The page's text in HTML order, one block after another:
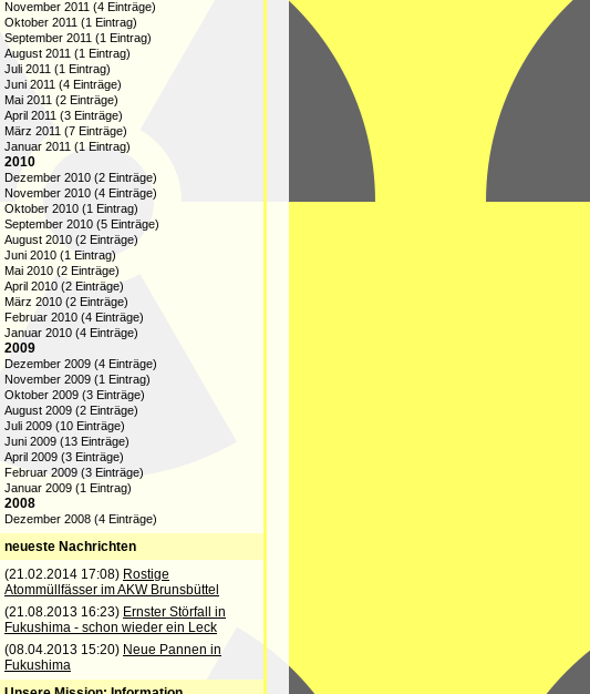
November 2011 (4 Einträge)
Oktober 2011 (1 Eintrag)
September 2011 (1 Eintrag)
August 2011 (1 Eintrag)
Juli 2011 (1 Eintrag)
Juni 2011 (4 Einträge)
Mai 2011 (2 Einträge)
April 2011 (3 Einträge)
März 2011 (7 Einträge)
Januar 2011 (1 Eintrag)
2010
Dezember 2010 (2 Einträge)
November 2010 (4 Einträge)
Oktober 2010 (1 Eintrag)
September 2010 (5 Einträge)
August 2010 (2 Einträge)
Juni 2010 (1 Eintrag)
Mai 2010 (2 Einträge)
April 2010 (2 Einträge)
März 2010 (2 Einträge)
Februar 2010 (4 Einträge)
Januar 2010 (4 Einträge)
2009
Dezember 2009 (4 Einträge)
November 2009 (1 Eintrag)
Oktober 2009 (3 Einträge)
August 2009 (2 Einträge)
Juli 2009 (10 Einträge)
Juni 2009 (13 Einträge)
April 2009 (3 Einträge)
Februar 2009 (3 Einträge)
Januar 2009 (1 Eintrag)
2008
Dezember 2008 (4 Einträge)
neueste Nachrichten
(21.02.2014 17:08) Rostige
Atommüllfässer im AKW Brunsbüttel
(21.08.2013 16:23) Ernster Störfall in
Fukushima - schon wieder ein Leck
(08.04.2013 15:20) Neue Pannen in
Fukushima